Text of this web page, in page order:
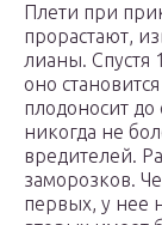
Плети при
прорастают,
лианы. Спустя
оно
плодоносит
никогда не
вредителей.
заморозков.
первых, у нее